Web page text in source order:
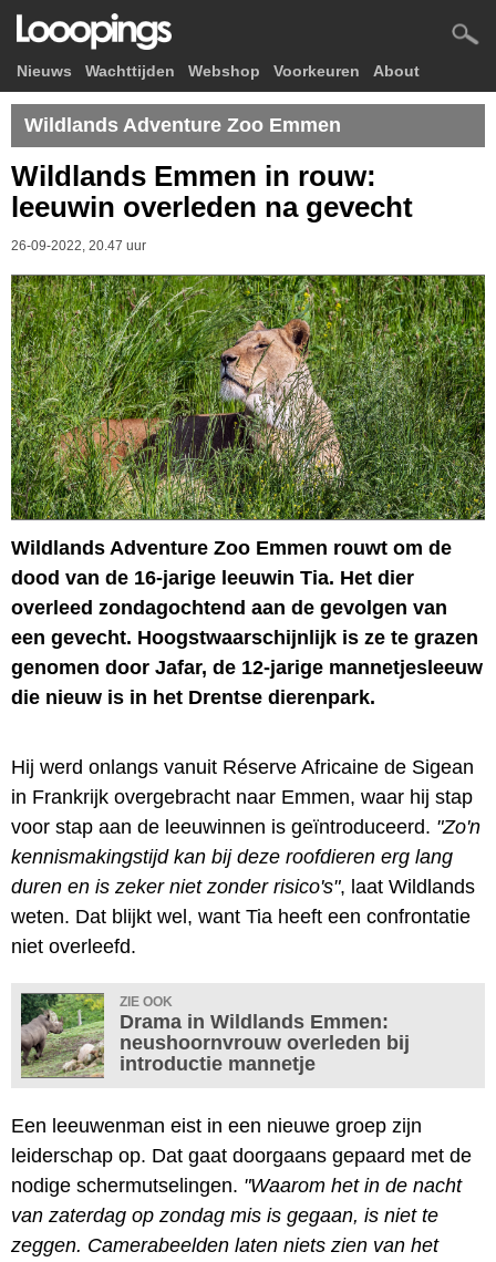
Nieuws Wachttijden Webshop Voorkeuren About
Wildlands Adventure Zoo Emmen
Wildlands Emmen in rouw:
leeuwin overleden na gevecht
26-09-2022, 20.47 uur
Wildlands Adventure Zoo Emmen rouwt om de
dood van de 16-jarige leeuwin Tia. Het dier
overleed zondagochtend aan de gevolgen van
een gevecht. Hoogstwaarschijnlijk is ze te grazen
genomen door Jafar, de 12-jarige mannetjesleeuw
die nieuw is in het Drentse dierenpark.
Hij werd onlangs vanuit Réserve Africaine de Sigean
in Frankrijk overgebracht naar Emmen, waar hij stap
voor stap aan de leeuwinnen is geïntroduceerd. "Zo'n
kennismakingstijd kan bij deze roofdieren erg lang
duren en is zeker niet zonder risico's", laat Wildlands
weten. Dat blijkt wel, want Tia heeft een confrontatie
niet overleefd.
ZIE OOK
Drama in Wildlands Emmen:
neushoornvrouw overleden bij
introductie mannetje
Een leeuwenman eist in een nieuwe groep zijn
leiderschap op. Dat gaat doorgaans gepaard met de
nodige schermutselingen. "Waarom het in de nacht
van zaterdag op zondag mis is gegaan, is niet te
zeggen. Camerabeelden laten niets zien van het